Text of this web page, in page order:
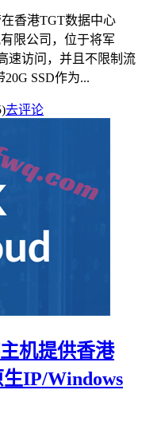
在香港TGT数据中心
有限公司，位于将军
速访问，并且不限制流
SSD作为...
去评论
机提供香港
IP/Windows